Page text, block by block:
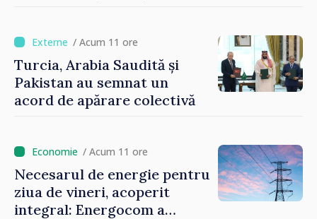
/ Acum 11 ore
Turcia, Arabia Saudită și
Pakistan au semnat un
acord de apărare colectivă
/ Acum 11 ore
Necesarul de energie pentru
ziua de vineri, acoperit
integral: Energocom a